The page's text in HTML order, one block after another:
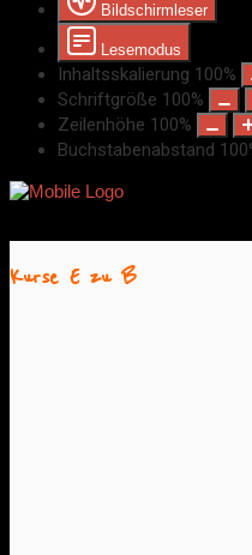
Bildschirmleser
Lesemodus
Inhaltsskalierung 100%
Schriftgröße 100%
Zeilenhöhe 100%
Buchstabenabstand 100
Kurse E zu B